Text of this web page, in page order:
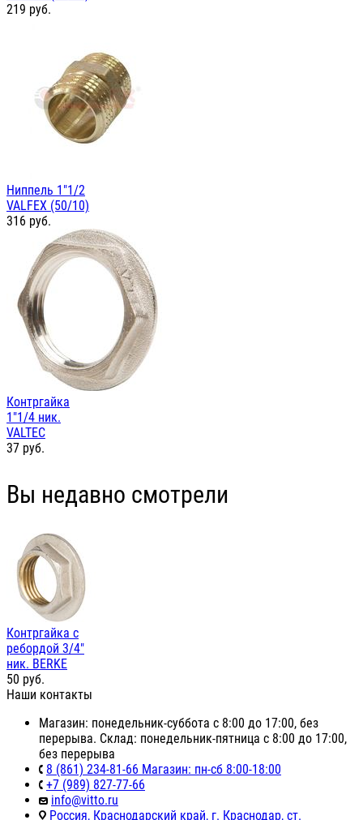
219 руб.
Ниппель 1"1/2
VALFEX (50/10)
316 руб.
Контргайка
1"1/4 ник.
VALTEC
37 руб.
Вы недавно смотрели
Контргайка с
ребордой 3/4"
ник. BERKE
50 руб.
Наши контакты
Магазин: понедельник-суббота с 8:00 до 17:00, без
перерыва. Склад: понедельник-пятница с 8:00 до 17:00,
без перерыва
8 (861) 234-81-66 Магазин: пн-сб 8:00-18:00
+7 (989) 827-77-66
info@vitto.ru
Россия, Краснодарский край, г. Краснодар, ст.